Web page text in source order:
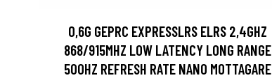
0,6G GEPRC EXPRESSLRS ELRS 2,4GHZ
868/915MHZ LOW LATENCY LONG RANGE
500HZ REFRESH RATE NANO MOTTAGARE